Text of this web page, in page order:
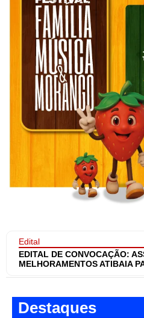
Edital
EDITAL DE CONVOCAÇÃO:
MELHORAMENTOS ATIBAIA
Destaques